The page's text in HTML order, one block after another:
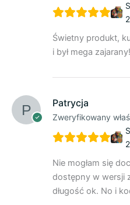
Świetny produkt,
i był mega
Patrycja
Zweryfikowany
Nie mogłam się
dostępny w wersji
długość ok. No i